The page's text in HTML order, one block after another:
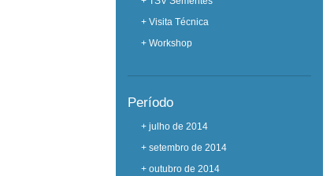
+ Visita Técnica
+ Workshop
Período
+ julho de 2014
+ setembro de 2014
+ outubro de 2014